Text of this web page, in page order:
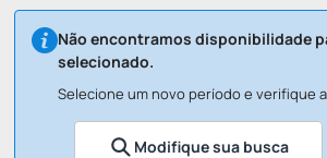
Não encontramos disponibilidade
selecionado.
Selecione um novo período e verifique
Modifique sua busca